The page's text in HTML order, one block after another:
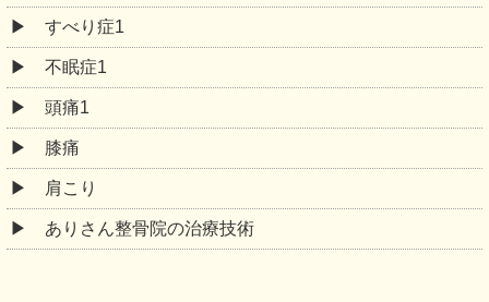
すべり症1
不眠症1
頭痛1
膝痛
肩こり
ありさん整骨院の治療技術